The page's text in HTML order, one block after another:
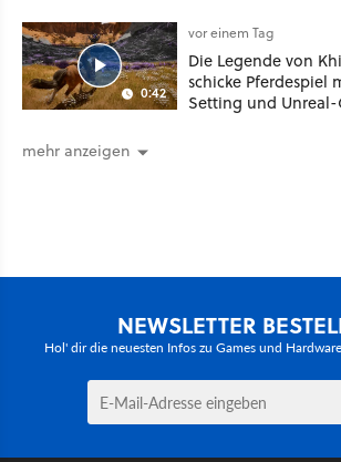
0:42
vor einem Tag
Die Legende von
schicke Pferdespiel
Setting und
mehr anzeigen
NEWSLETTER
Hol' dir die neuesten Infos zu Games und